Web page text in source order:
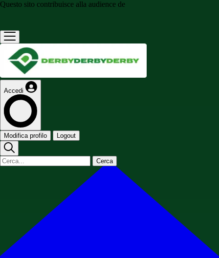
Questo sito contribuisce alla audience de
Accedi
Modifica profilo Logout
Cerca